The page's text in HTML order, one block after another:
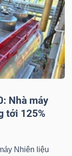
Nhà máy
tới 125%
Nhiên liệu